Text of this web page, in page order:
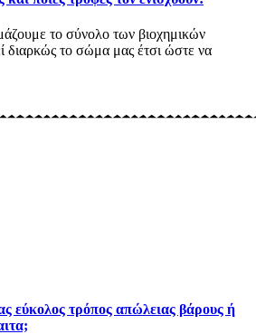
το σύνολο των βιοχημικών
διαρκώς το σώμα μας έτσι ώστε να
εύκολος τρόπος απώλειας βάρους ή